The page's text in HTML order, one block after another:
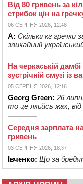
Від 80 гривень за
стрибок цін на
06 СЕРПНЯ 2026, 12:48
А: Скільки кг
звичайний
На черкаській
зустрічній смузі із
05 СЕРПНЯ 2026, 12:16
Georg Green: 26
то це якийсь жах, від
Середня зарплата
гривень
03 СЕРПНЯ 2026, 18:37
Івченко: Що за